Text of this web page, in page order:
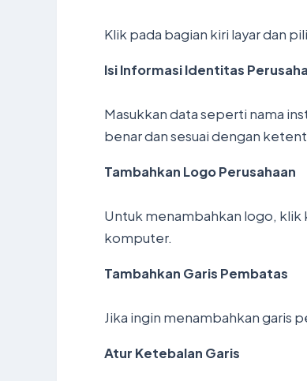
Klik pada bagian kiri layar dan
Isi Informasi Identitas
Masukkan data seperti nama
benar dan sesuai dengan
Tambahkan Logo Perusahaan
Untuk menambahkan logo, klik
komputer.
Tambahkan Garis Pembatas
Jika ingin menambahkan garis
Atur Ketebalan Garis